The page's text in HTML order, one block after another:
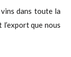
dans toute la
que nous